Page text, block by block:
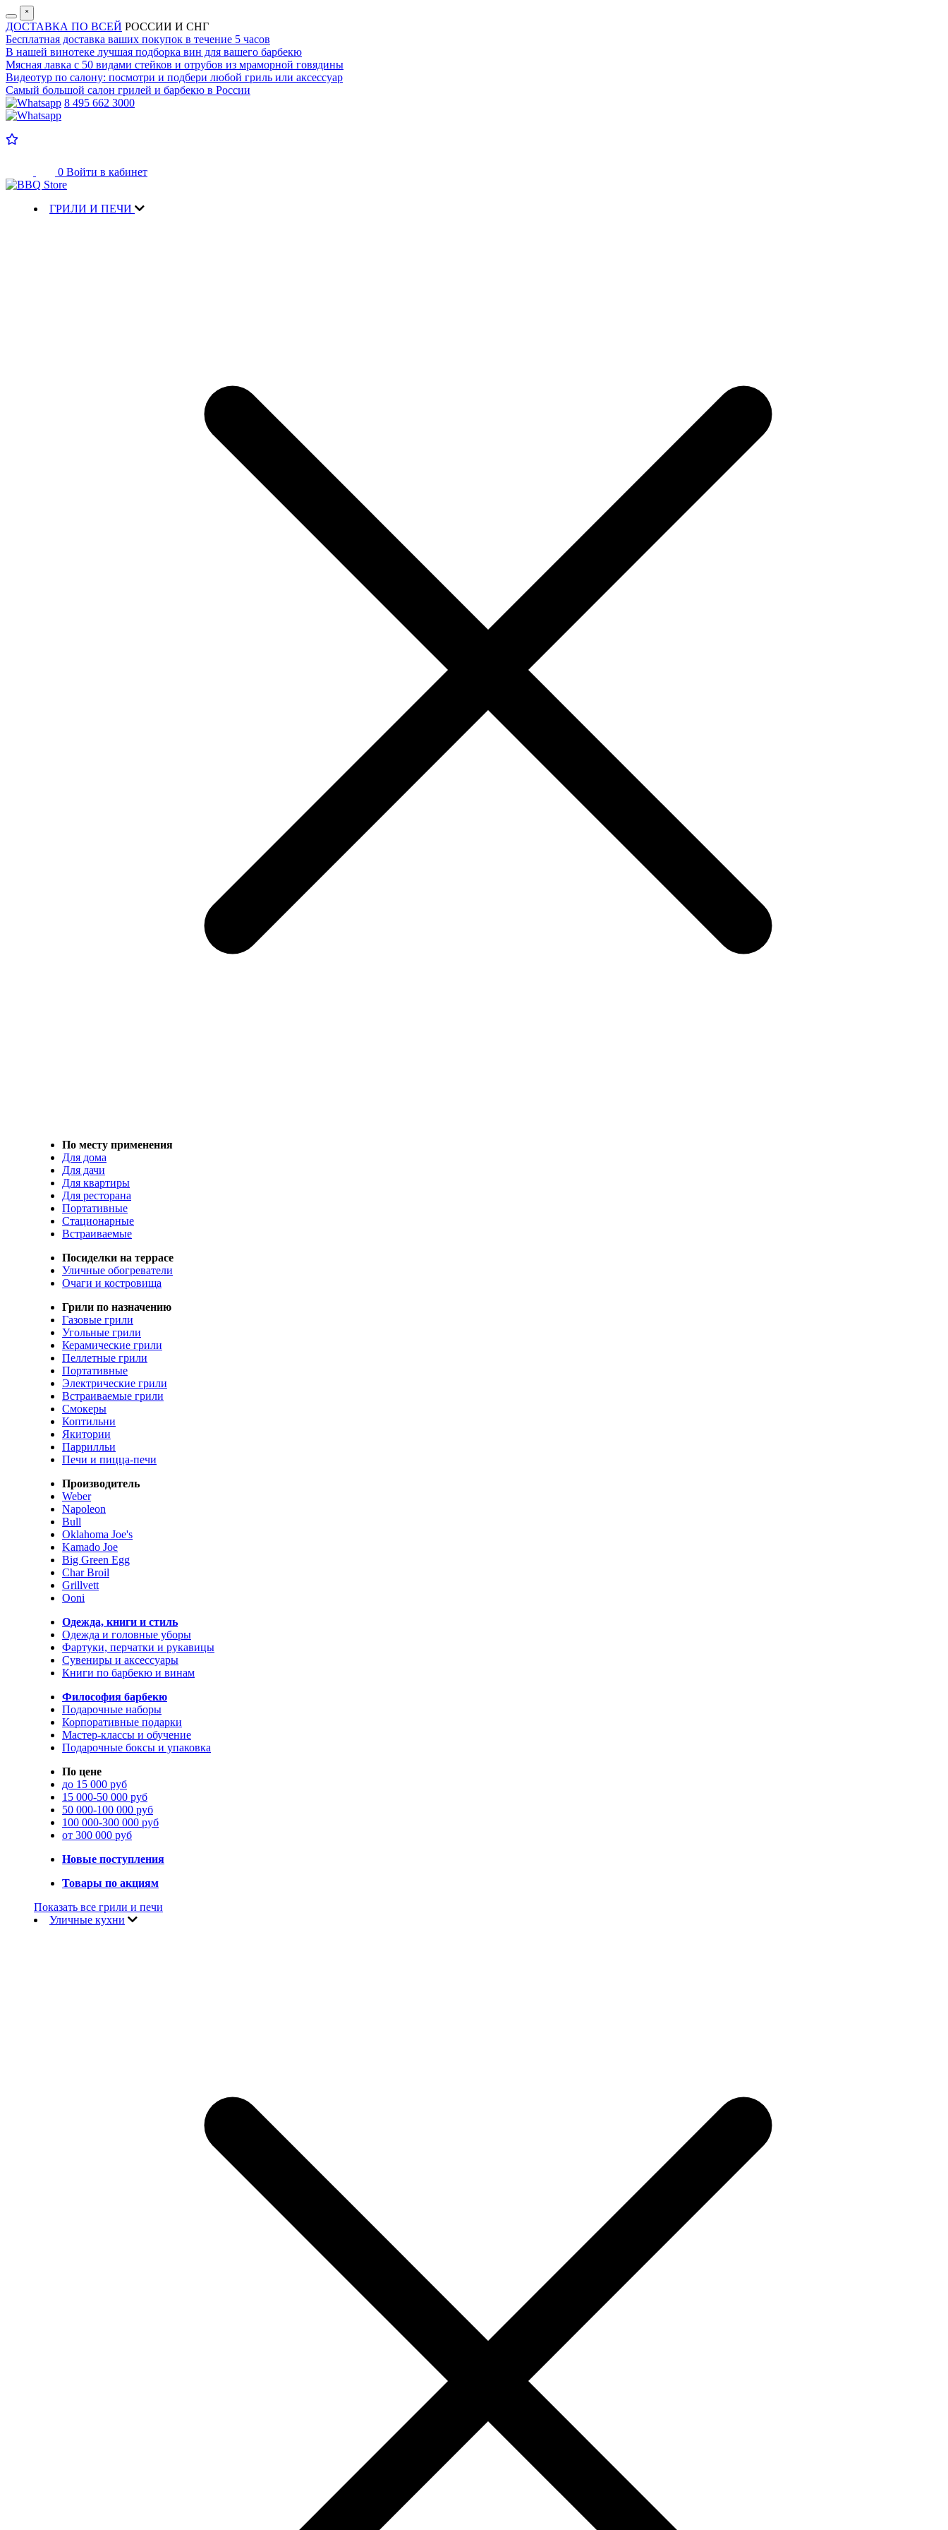
˟
ДОСТАВКА ПО ВСЕЙ РОССИИ И СНГ
Бесплатная доставка ваших покупок в течение 5 часов
В нашей винотеке лучшая подборка вин для вашего барбекю
Мясная лавка с 50 видами стейков и отрубов из мраморной говядины
Видеотур по салону: посмотри и подбери любой гриль или аксессуар
Самый большой салон грилей и барбекю в России
8 495 662 3000
0 Войти в кабинет
ГРИЛИ И ПЕЧИ
По месту применения
Для дома
Для дачи
Для квартиры
Для ресторана
Портативные
Стационарные
Встраиваемые
Посиделки на террасе
Уличные обогреватели
Очаги и костровища
Грили по назначению
Газовые грили
Угольные грили
Керамические грили
Пеллетные грили
Портативные
Электрические грили
Встраиваемые грили
Смокеры
Коптильни
Якитории
Паррилльи
Печи и пицца-печи
Производитель
Weber
Napoleon
Bull
Oklahoma Joe's
Kamado Joe
Big Green Egg
Char Broil
Grillvett
Ooni
Одежда, книги и стиль
Одежда и головные уборы
Фартуки, перчатки и рукавицы
Сувениры и аксессуары
Книги по барбекю и винам
Философия барбекю
Подарочные наборы
Корпоративные подарки
Мастер-классы и обучение
Подарочные боксы и упаковка
По цене
до 15 000 руб
15 000-50 000 руб
50 000-100 000 руб
100 000-300 000 руб
от 300 000 руб
Новые поступления
Товары по акциям
Показать все грили и печи
Уличные кухни